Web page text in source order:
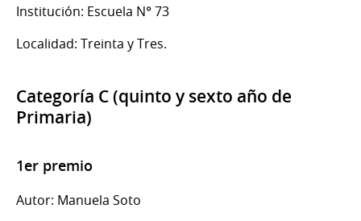
Institución: Escuela N° 73
Localidad: Treinta y Tres.
Categoría C (quinto y sexto año de
Primaria)
1er premio
Autor: Manuela Soto